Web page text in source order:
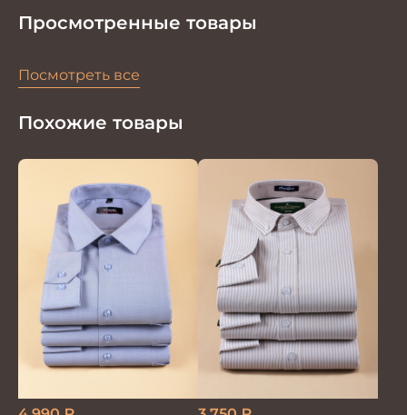
Просмотренные товары
Посмотреть все
Похожие товары